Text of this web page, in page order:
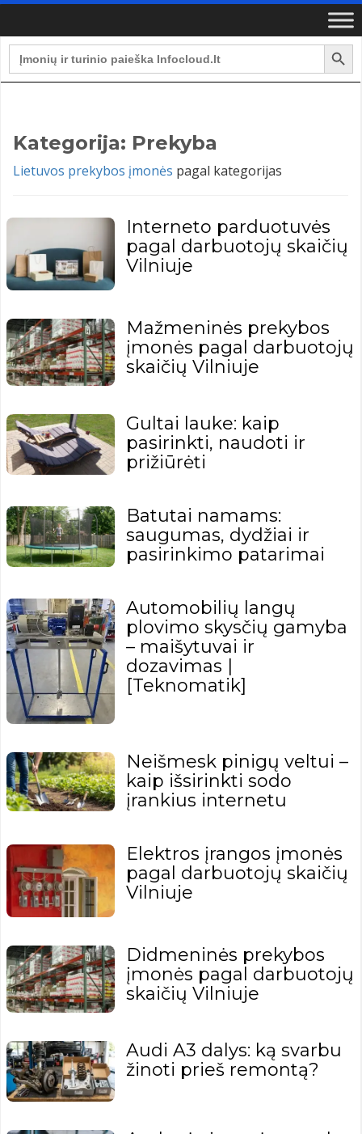
Search
for:
Search Button
Kategorija: Prekyba
Lietuvos prekybos įmonės pagal kategorijas
Interneto parduotuvės
pagal darbuotojų skaičių
Vilniuje
Mažmeninės prekybos
įmonės pagal darbuotojų
skaičių Vilniuje
Gultai lauke: kaip
pasirinkti, naudoti ir
prižiūrėti
Batutai namams:
saugumas, dydžiai ir
pasirinkimo patarimai
Automobilių langų
plovimo skysčių gamyba
– maišytuvai ir
dozavimas |
[Teknomatik]
Neišmesk pinigų veltui –
kaip išsirinkti sodo
įrankius internetu
Elektros įrangos įmonės
pagal darbuotojų skaičių
Vilniuje
Didmeninės prekybos
įmonės pagal darbuotojų
skaičių Vilniuje
Audi A3 dalys: ką svarbu
žinoti prieš remontą?